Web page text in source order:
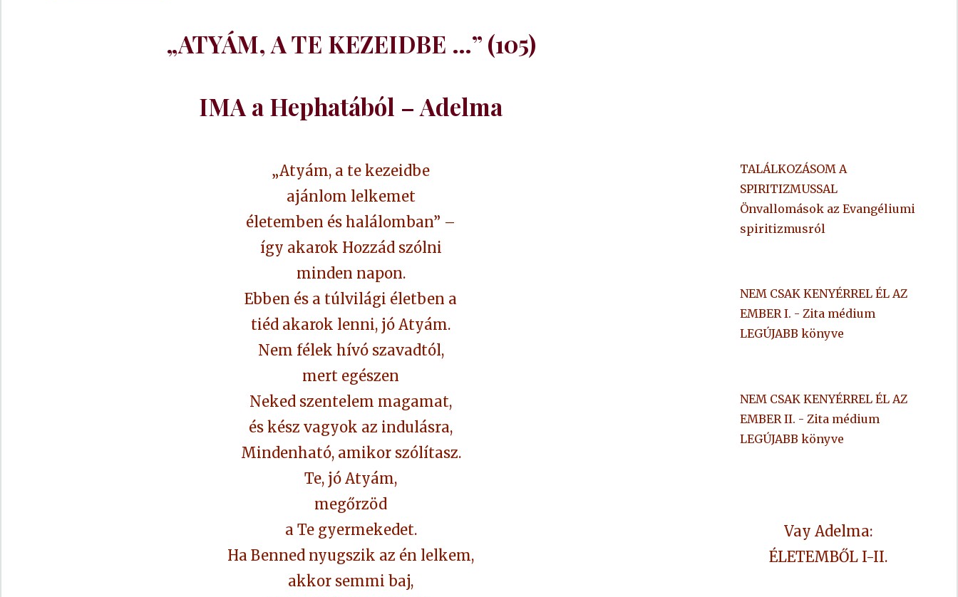
„ATYÁM, A TE KEZEIDBE …” (105)
IMA a Hephatából – Adelma
„Atyám, a te kezeidbe
ajánlom lelkemet
életemben és halálomban” –
így akarok Hozzád szólni
minden napon.
Ebben és a túlvilági életben a
tiéd akarok lenni, jó Atyám.
Nem félek hívó szavadtól,
mert egészen
Neked szentelem magamat,
és kész vagyok az indulásra,
Mindenható, amikor szólítasz.
Te, jó Atyám,
megőrzöd
a Te gyermekedet.
Ha Benned nyugszik az én lelkem,
akkor semmi baj,
TALÁLKOZÁSOM A
SPIRITIZMUSSAL
Önvallomások az Evangéliumi
spiritizmusról
NEM CSAK KENYÉRREL ÉL AZ
EMBER I. - Zita médium
LEGÚJABB könyve
NEM CSAK KENYÉRREL ÉL AZ
EMBER II. - Zita médium
LEGÚJABB könyve
Vay Adelma:
ÉLETEMBŐL I-II.